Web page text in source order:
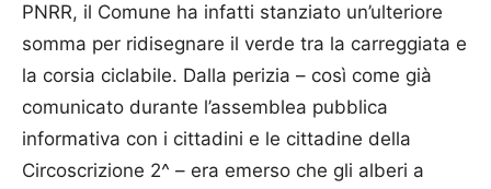
PNRR, il Comune ha infatti stanziato un’ulteriore
somma per ridisegnare il verde tra la carreggiata e
la corsia ciclabile. Dalla perizia – così come già
comunicato durante l’assemblea pubblica
informativa con i cittadini e le cittadine della
Circoscrizione 2^ – era emerso che gli alberi a